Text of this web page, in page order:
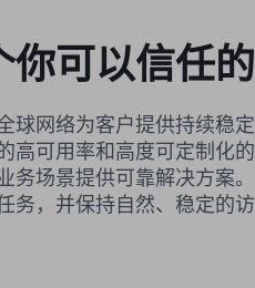
你可以信任
球网络为客户提供持续稳
高可用率和高度可定制化
务场景提供可靠解决方案
务，并保持自然、稳定的访